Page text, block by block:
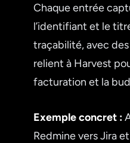
Chaque entrée
l’identifiant et le
traçabilité, avec
relient à Harvest
facturation et la
Exemple concret :
Redmine vers Jira